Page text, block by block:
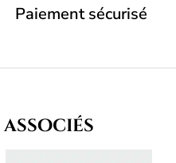
Paiement sécurisé